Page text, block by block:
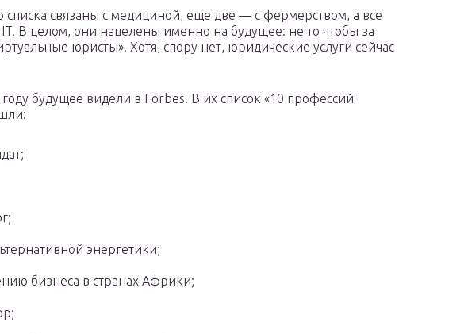
списка связаны с медициной, еще две — с фермерством, а все
В целом, они нацелены именно на будущее: не то чтобы за
юристы». Хотя, спору нет, юридические услуги сейчас
будущее видели в Forbes. В их список «10 профессий
энергетики;
бизнеса в странах Африки;